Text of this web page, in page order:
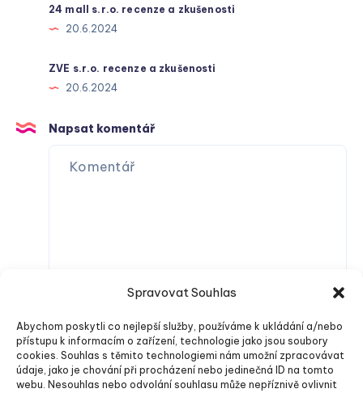
Spravovat Souhlas
Abychom poskytli co nejlepší služby, používáme k ukládání a/nebo
přístupu k informacím o zařízení, technologie jako jsou soubory
cookies. Souhlas s těmito technologiemi nám umožní zpracovávat
údaje, jako je chování při procházení nebo jedinečná ID na tomto
webu. Nesouhlas nebo odvolání souhlasu může nepříznivě ovlivnit
24 mall s.r.o. recenze a zkušenosti
20.6.2024
ZVE s.r.o. recenze a zkušenosti
20.6.2024
Napsat komentář